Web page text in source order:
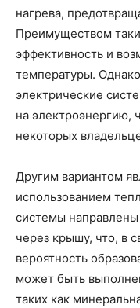
нагрева,
Преимуществом
эффективность и
температуры.
электрические
на электроэнергию,
некоторых
Другим вариантом
использованием
системы
через крышу, что, в
вероятность
может быть
таких как